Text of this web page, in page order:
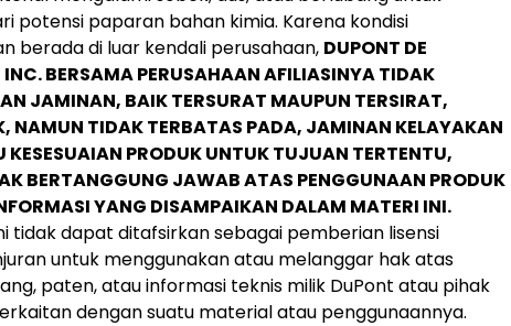
potensi paparan bahan kimia. Karena kondisi
berada di luar kendali perusahaan, DUPONT DE
INC. BERSAMA PERUSAHAAN AFILIASINYA TIDAK
JAMINAN, BAIK TERSURAT MAUPUN TERSIRAT,
NAMUN TIDAK TERBATAS PADA, JAMINAN KELAYAKAN
KESESUAIAN PRODUK UNTUK TUJUAN TERTENTU,
BERTANGGUNG JAWAB ATAS PENGGUNAAN PRODUK
YANG DISAMPAIKAN DALAM MATERI INI.
tidak dapat ditafsirkan sebagai pemberian lisensi
untuk menggunakan atau melanggar hak atas
paten, atau informasi teknis milik DuPont atau pihak
dengan suatu material atau penggunaannya.